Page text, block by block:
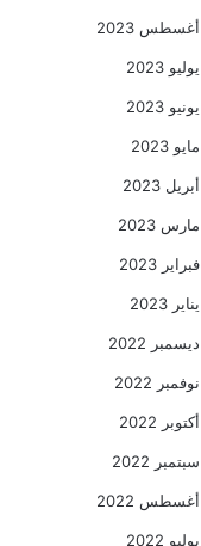
أغسطس 2023
يوليو 2023
يونيو 2023
مايو 2023
أبريل 2023
مارس 2023
فبراير 2023
يناير 2023
ديسمبر 2022
نوفمبر 2022
أكتوبر 2022
سبتمبر 2022
أغسطس 2022
يوليو 2022